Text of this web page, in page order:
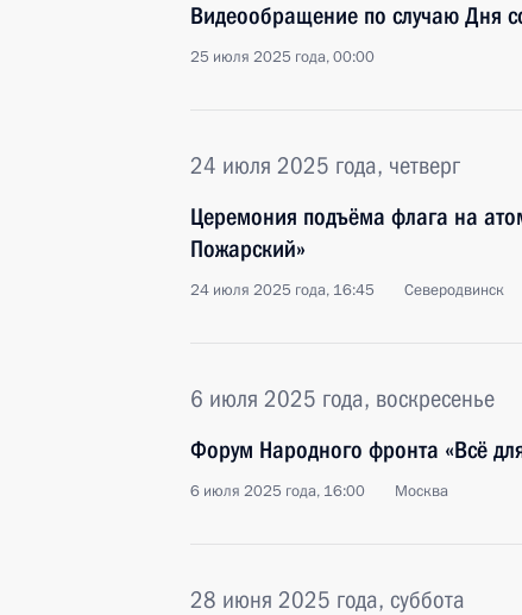
Видеообращение по случаю Дня
25 июля 2025 года, 00:00
24 июля 2025 года, четверг
Церемония подъёма флага на
Пожарский»
24 июля 2025 года, 16:45 Северодвинск
6 июля 2025 года, воскресенье
Форум Народного фронта «Всё
6 июля 2025 года, 16:00 Москва
28 июня 2025 года, суббота